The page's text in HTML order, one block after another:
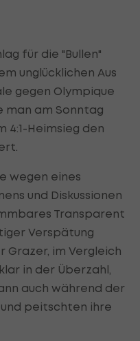
für die "Bullen"
unglücklichen Aus
gegen Olympique
man am Sonntag
4:1-Heimsieg den
wegen eines
und Diskussionen
Transparent
Verspätung
Grazer, im Vergleich
in der Überzahl,
auch während der
peitschten ihre